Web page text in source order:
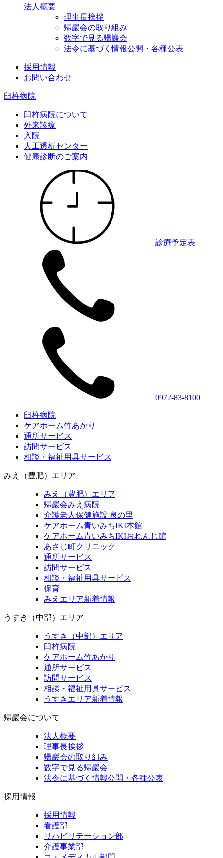
法人概要
理事長挨拶
帰巖会の取り組み
数字で見る帰巖会
法令に基づく情報公開・各種公表
採用情報
お問い合わせ
臼杵病院
臼杵病院について
外来診療
入院
人工透析センター
健康診断のご案内
診療予定表
0972-83-8100
臼杵病院
ケアホーム竹あかり
通所サービス
訪問サービス
相談・福祉用具サービス
みえ（豊肥）エリア
みえ（豊肥）エリア
帰巖会みえ病院
介護老人保健施設 泉の里
ケアホーム青いみちIKI本館
ケアホーム青いみちIKIおれんじ館
あさじ町クリニック
通所サービス
訪問サービス
相談・福祉用具サービス
保育
みえエリア新着情報
うすき（中部）エリア
うすき（中部）エリア
臼杵病院
ケアホーム竹あかり
通所サービス
訪問サービス
相談・福祉用具サービス
うすきエリア新着情報
帰巖会について
法人概要
理事長挨拶
帰巖会の取り組み
数字で見る帰巖会
法令に基づく情報公開・各種公表
採用情報
採用情報
看護部
リハビリテーション部
介護事業部